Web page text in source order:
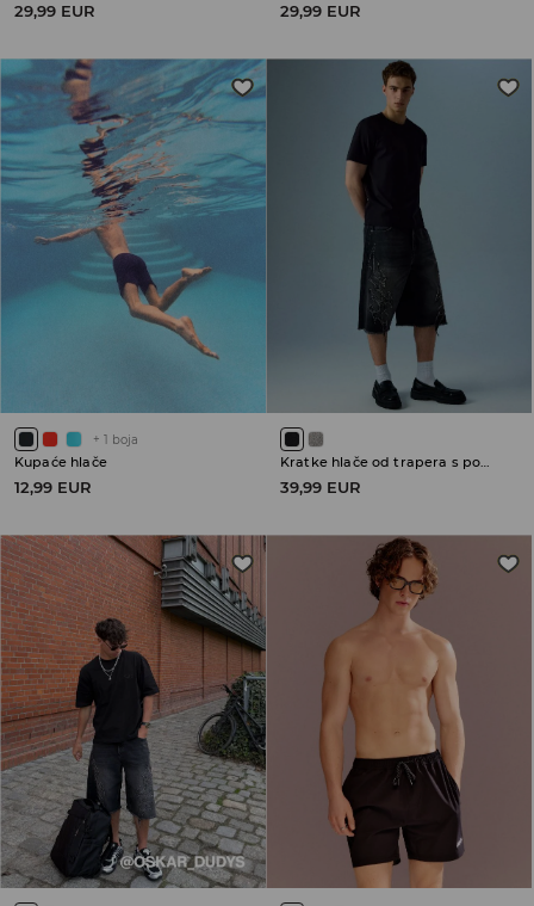
29,99 EUR 29,99 EUR
+ 1 boja
Kupaće hlače
12,99 EUR
Kratke hlače od trapera s pohabanim porubima
39,99 EUR